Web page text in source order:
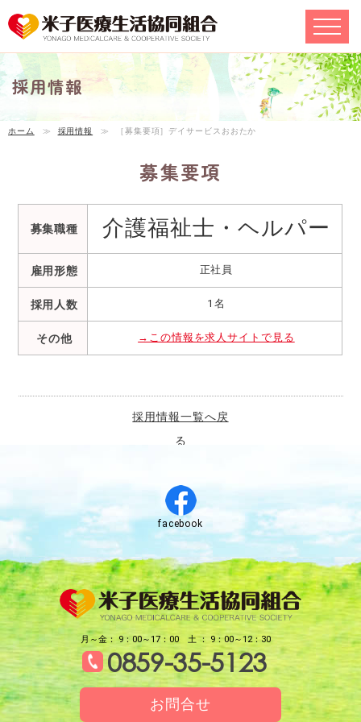
採用情報
ホーム ≫ 採用情報 ≫ ［募集要項］デイサービスおおたか
募集要項
募集職種 介護福祉士・ヘルパー
雇用形態 正社員
採用人数 1名
その他 →この情報を求人サイトで見る
採用情報一覧へ戻
る
facebook
月～金： 9：00～17：00 土 ： 9：00～12：30
0859-35-5123
お問合せ